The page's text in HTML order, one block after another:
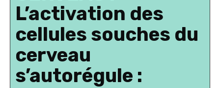
L’activation des
cellules souches du
cerveau
s’autorégule :